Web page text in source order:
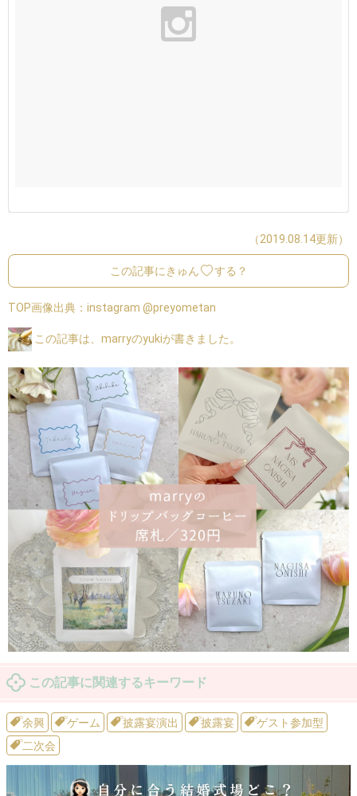
（2019.08.14更新）
この記事にきゅん する？
TOP画像出典： instagram @preyometan
この記事は、marryのyukiが書きました。
この記事に関連するキーワード
余興 ゲーム 披露宴演出 披露宴
ゲスト参加型
二次会